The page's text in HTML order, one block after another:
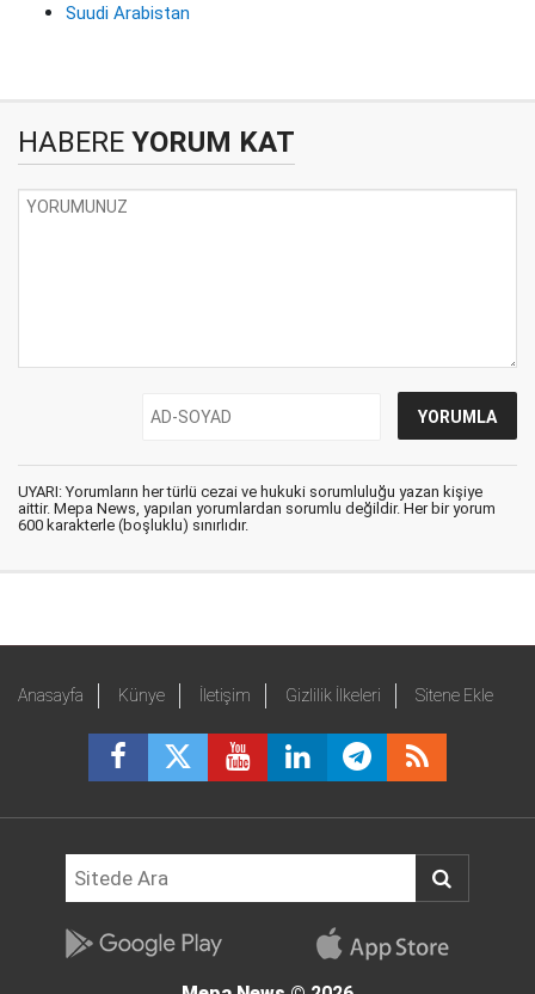
Suudi Arabistan
HABERE YORUM KAT
UYARI: Yorumların her türlü cezai ve hukuki sorumluluğu yazan kişiye
aittir. Mepa News, yapılan yorumlardan sorumlu değildir. Her bir yorum
600 karakterle (boşluklu) sınırlıdır.
Anasayfa Künye İletişim Gizlilik İlkeleri Sitene Ekle